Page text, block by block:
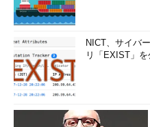
NICT、サイバ
リ「EXIST」を